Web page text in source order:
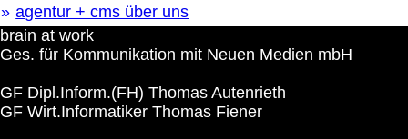
agentur + cms über uns
brain at work
Ges. für Kommunikation mit Neuen Medien mbH
GF Dipl.Inform.(FH) Thomas Autenrieth
GF Wirt.Informatiker Thomas Fiener